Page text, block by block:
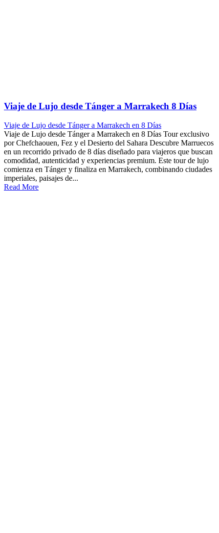
Viaje de Lujo desde Tánger a Marrakech 8 Días
Viaje de Lujo desde Tánger a Marrakech en 8 Días
Viaje de Lujo desde Tánger a Marrakech en 8 Días Tour exclusivo
por Chefchaouen, Fez y el Desierto del Sahara Descubre Marruecos
en un recorrido privado de 8 días diseñado para viajeros que buscan
comodidad, autenticidad y experiencias premium. Este tour de lujo
comienza en Tánger y finaliza en Marrakech, combinando ciudades
imperiales, paisajes de...
Read More